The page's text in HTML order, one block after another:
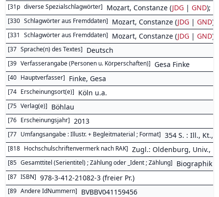
[31p diverse Spezialschlagwörter] Mozart, Constanze (JDG | GND);
[330 Schlagwörter aus Fremddaten] Mozart, Constanze (JDG | GND)
[331 Schlagwörter aus Fremddaten] Mozart, Constanze (JDG | GND)
[37 Sprache(n) des Textes] Deutsch
[39 Verfasserangabe (Personen u. Körperschaften)] Gesa Finke
[40 Hauptverfasser] Finke, Gesa
[74 Erscheinungsort(e)] Köln u.a.
[75 Verlag(e)] Böhlau
[76 Erscheinungsjahr] 2013
[77 Umfangsangabe : Illustr. + Begleitmaterial ; Format] 354 S. : Ill., Kt.,
[818 Hochschulschriftenvermerk nach RAK] Zugl.: Oldenburg, Univ.,
[85 Gesamttitel (Serientitel) ; Zählung oder _Ident ; Zählung] Biographik ;
[87 ISBN] 978-3-412-21082-3 (freier Pr.)
[89 Andere IdNummern] BVBBV041159456